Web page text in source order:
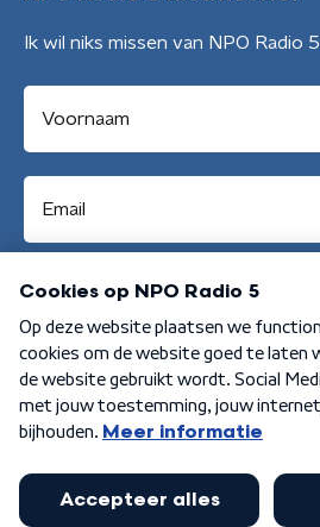
Ik wil niks missen van NPO Radio
Aanmelden
Algemene voorwaarden